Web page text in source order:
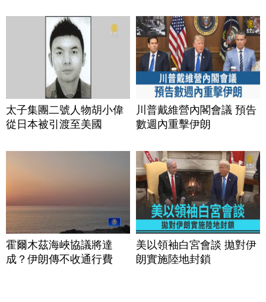
太子集團二號人物胡小偉
從日本被引渡至美國
川普戴維營內閣會議 預告
數週內重擊伊朗
霍爾木茲海峽協議將達
成？伊朗傳不收通行費
美以領袖白宮會談 拋對伊
朗實施陸地封鎖